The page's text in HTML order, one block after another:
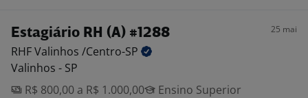
Estagiário RH (A) #1288 25 mai
RHF Valinhos /Centro-SP
Valinhos - SP
R$ 800,00 a R$ 1.000,00
Ensino Superior